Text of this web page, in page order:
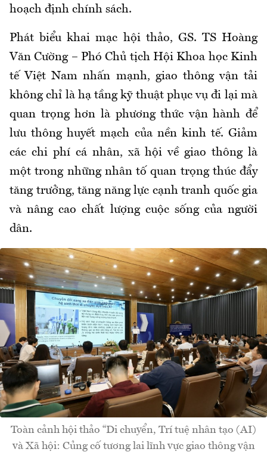
hoạch định chính sách.
Phát biểu khai mạc hội thảo, GS. TS Hoàng
Văn Cường – Phó Chủ tịch Hội Khoa học Kinh
tế Việt Nam nhấn mạnh, giao thông vận tải
không chỉ là hạ tầng kỹ thuật phục vụ đi lại mà
quan trọng hơn là phương thức vận hành để
lưu thông huyết mạch của nền kinh tế. Giảm
các chi phí cá nhân, xã hội về giao thông là
một trong những nhân tố quan trọng thúc đẩy
tăng trưởng, tăng năng lực cạnh tranh quốc gia
và nâng cao chất lượng cuộc sống của người
dân.
Toàn cảnh hội thảo “Di chuyển, Trí tuệ nhân tạo (AI)
và Xã hội: Củng cố tương lai lĩnh vực giao thông vận